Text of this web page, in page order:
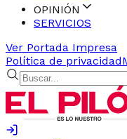
OPINIÓN
SERVICIOS
Ver Portada Impresa
Política de privacidad